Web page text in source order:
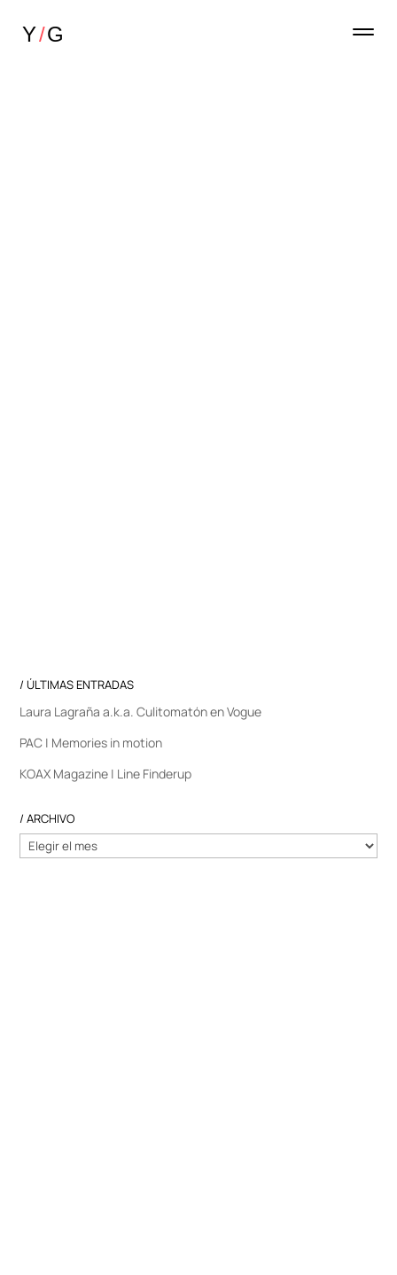
/ ÚLTIMAS ENTRADAS
Laura Lagraña a.k.a. Culitomatón en Vogue
PAC | Memories in motion
KOAX Magazine | Line Finderup
/ ARCHIVO